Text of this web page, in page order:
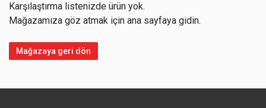
Karşılaştırma listenizde ürün yok.
Mağazamıza göz atmak için ana sayfaya gidin.
Mağazaya geri dön